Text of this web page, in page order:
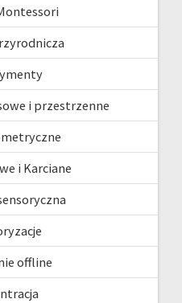
i przestrzenne
i Karciane
offline